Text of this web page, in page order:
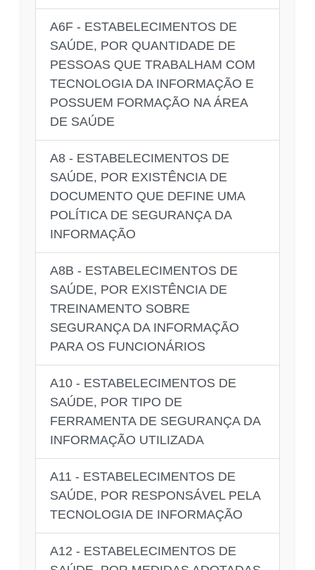
A6F - ESTABELECIMENTOS DE
SAÚDE, POR QUANTIDADE DE
PESSOAS QUE TRABALHAM COM
TECNOLOGIA DA INFORMAÇÃO E
POSSUEM FORMAÇÃO NA ÁREA
DE SAÚDE
A8 - ESTABELECIMENTOS DE
SAÚDE, POR EXISTÊNCIA DE
DOCUMENTO QUE DEFINE UMA
POLÍTICA DE SEGURANÇA DA
INFORMAÇÃO
A8B - ESTABELECIMENTOS DE
SAÚDE, POR EXISTÊNCIA DE
TREINAMENTO SOBRE
SEGURANÇA DA INFORMAÇÃO
PARA OS FUNCIONÁRIOS
A10 - ESTABELECIMENTOS DE
SAÚDE, POR TIPO DE
FERRAMENTA DE SEGURANÇA DA
INFORMAÇÃO UTILIZADA
A11 - ESTABELECIMENTOS DE
SAÚDE, POR RESPONSÁVEL PELA
TECNOLOGIA DE INFORMAÇÃO
A12 - ESTABELECIMENTOS DE